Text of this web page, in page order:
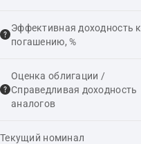
Эффективная доходность к
погашению, %
Оценка облигации /
Справедливая доходность
аналогов
Текущий номинал